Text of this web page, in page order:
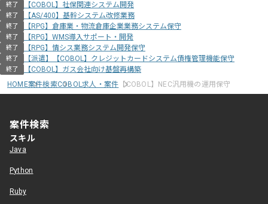
終了 【COBOL】社保関連システム開発
終了 【AS/400】基幹システム改修業務
終了 【RPG】倉庫業・物流倉庫企業業務システム保守
終了 【RPG】WMS導入サポート・開発
終了 【RPG】情シス業務システム開発保守
終了 【派遣】【COBOL】クレジットカードシステム債権管理機能保守
終了
【COBOL】ガス会社向け基盤再構築
HOME案件検索COBOL求人・案件 【COBOL】NEC汎用機の運用保守
案件検索
スキル
Java
Python
Ruby